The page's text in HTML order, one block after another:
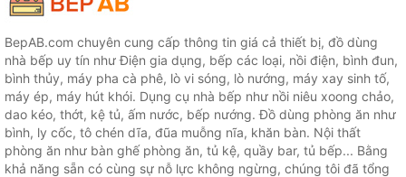
BepAB.com chuyên cung cấp thông tin giá cả thiết bị, đồ dùng
nhà bếp uy tín như Điện gia dụng, bếp các loại, nồi điện, bình đun,
bình thủy, máy pha cà phê, lò vi sóng, lò nướng, máy xay sinh tố,
máy ép, máy hút khói. Dụng cụ nhà bếp như nồi niêu xoong chảo,
dao kéo, thớt, kệ tủ, ấm nước, bếp nướng. Đồ dùng phòng ăn như
bình, ly cốc, tô chén dĩa, đũa muỗng nĩa, khăn bàn. Nội thất
phòng ăn như bàn ghế phòng ăn, tủ kệ, quầy bar, tủ bếp... Bằng
khả năng sẵn có cùng sự nỗ lực không ngừng, chúng tôi đã tổng